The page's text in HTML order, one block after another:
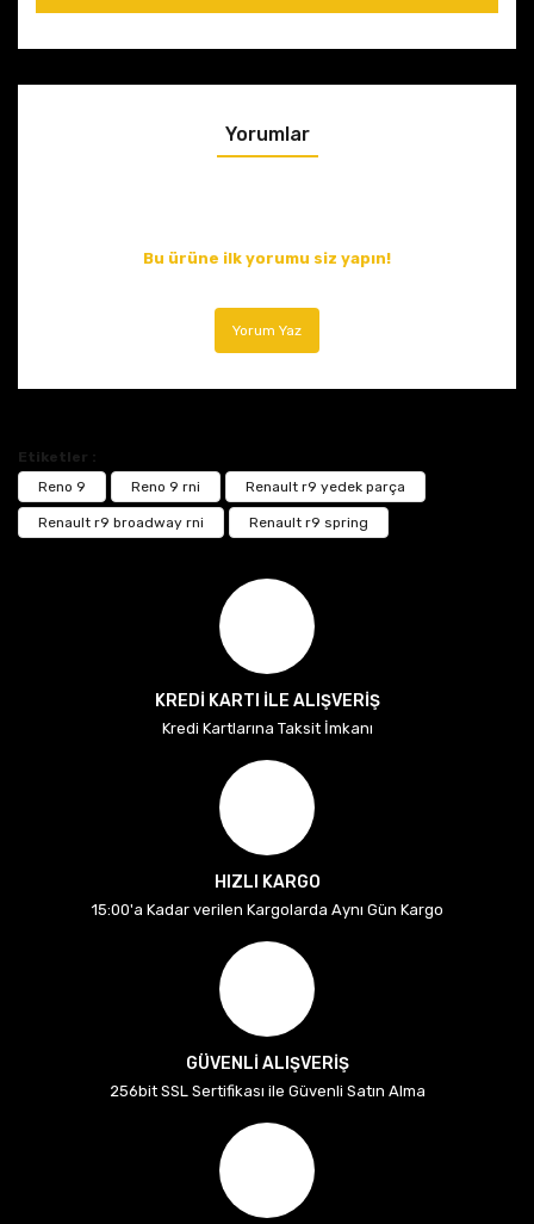
Yorumlar
Bu ürüne ilk yorumu siz yapın!
Yorum Yaz
Etiketler :
Reno 9
Reno 9 rni Renault r9 yedek parça
Renault r9 broadway rni Renault r9 spring
KREDİ KARTI İLE ALIŞVERİŞ
Kredi Kartlarına Taksit İmkanı
HIZLI KARGO
15:00'a Kadar verilen Kargolarda Aynı Gün Kargo
GÜVENLİ ALIŞVERİŞ
256bit SSL Sertifikası ile Güvenli Satın Alma